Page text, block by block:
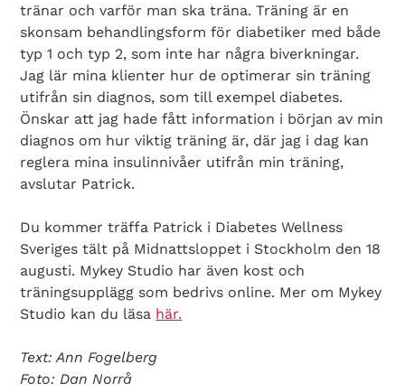
tränar och varför man ska träna. Träning är en
skonsam behandlingsform för diabetiker med både
typ 1 och typ 2, som inte har några biverkningar.
Jag lär mina klienter hur de optimerar sin träning
utifrån sin diagnos, som till exempel diabetes.
Önskar att jag hade fått information i början av min
diagnos om hur viktig träning är, där jag i dag kan
reglera mina insulinnivåer utifrån min träning,
avslutar Patrick.
Du kommer träffa Patrick i Diabetes Wellness
Sveriges tält på Midnattsloppet i Stockholm den 18
augusti. Mykey Studio har även kost och
träningsupplägg som bedrivs online. Mer om Mykey
Studio kan du läsa här.
Text: Ann Fogelberg
Foto: Dan Norrå